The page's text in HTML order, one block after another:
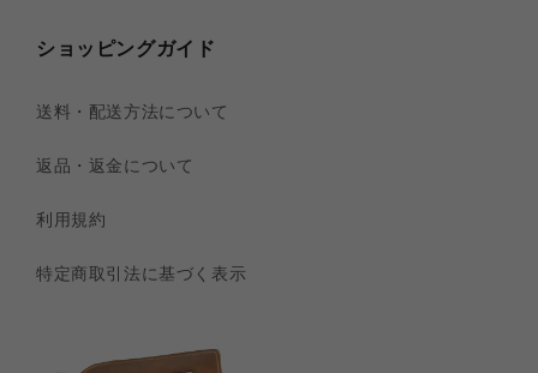
ショッピングガイド
送料・配送方法について
返品・返金について
利用規約
特定商取引法に基づく表示